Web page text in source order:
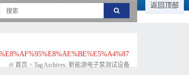
首页 > Tag Archives: 新能源电子泵测试设备
返回顶部